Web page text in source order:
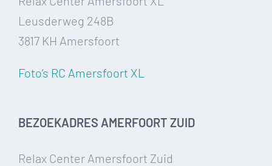
Leusderweg 248B
3817 KH Amersfoort
Foto’s RC Amersfoort XL
BEZOEKADRES AMERFOORT ZUID
Relax Center Amersfoort Zuid